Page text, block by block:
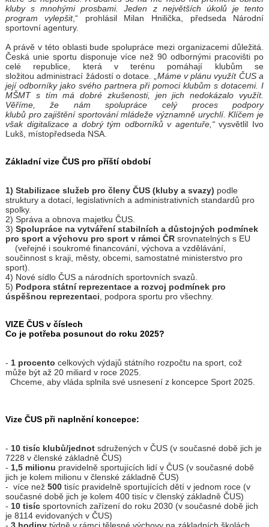
kluby s mnohými prosbami. Jeden z největších úkolů je tento
program vylepšit,“ prohlásil Milan Hnilička, předseda Národní
sportovní agentury.
A právě v této oblasti bude spolupráce mezi organizacemi důležitá.
Česká unie sportu disponuje více než 90 odbornými pracovišti po
celé republice, která v terénu pomáhají klubům se
složitou administrací žádostí o dotace. „Máme v plánu využít ČUS a
její odborníky jako svého partnera při pomoci klubům s dotacemi. I
MŠMT s tím má dobré zkušenosti, jen jich nedokázalo využít.
Věříme, že nám spolupráce celý proces podpory
klubů pro zajištění sportování mládeže významně urychlí. Klíčem je
však digitalizace a dobrý tým odborníků v agentuře,“vysvětlil Ivo
Lukš, místopředseda NSA.
Základní vize ČUS pro příští období
1) Stabilizace služeb pro členy ČUS (kluby a svazy) podle
struktury a dotací, legislativních a administrativních standardů pro
spolky.
2) Správa a obnova majetku ČUS.
3) Spolupráce na vytváření stabilních a důstojných podmínek
pro sport a výchovu pro sport v rámci ČR srovnatelných s EU
(veřejné i soukromé financování, výchova a vzdělávání,
součinnost s kraji, městy, obcemi, samostatné ministerstvo pro
sport).
4) Nové sídlo ČUS a národních sportovních svazů.
5) Podpora státní reprezentace a rozvoj podmínek pro
úspěšnou reprezentaci, podpora sportu pro všechny.
VIZE ČUS v číslech
Co je potřeba posunout do roku 2025?
- 1 procento celkových výdajů státního rozpočtu na sport, což
může být až 20 miliard v roce 2025.
Chceme, aby vláda splnila své usnesení z koncepce Sport 2025.
Vize ČUS při naplnění koncepce:
- 10 tisíc klubů/jednot sdružených v ČUS (v současné době jich je
7228 v členské základně ČUS)
- 1,5 milionu pravidelně sportujících lidí v ČUS (v současné době
jich je kolem milionu v členské základně ČUS)
- více než 500 tisíc pravidelně sportujících dětí v jednom roce (v
současné době jich je kolem 400 tisíc v členský základně ČUS)
- 10 tisícsportovních zařízení do roku 2030 (v současné době jich
je 8114 evidovaných v ČUS)